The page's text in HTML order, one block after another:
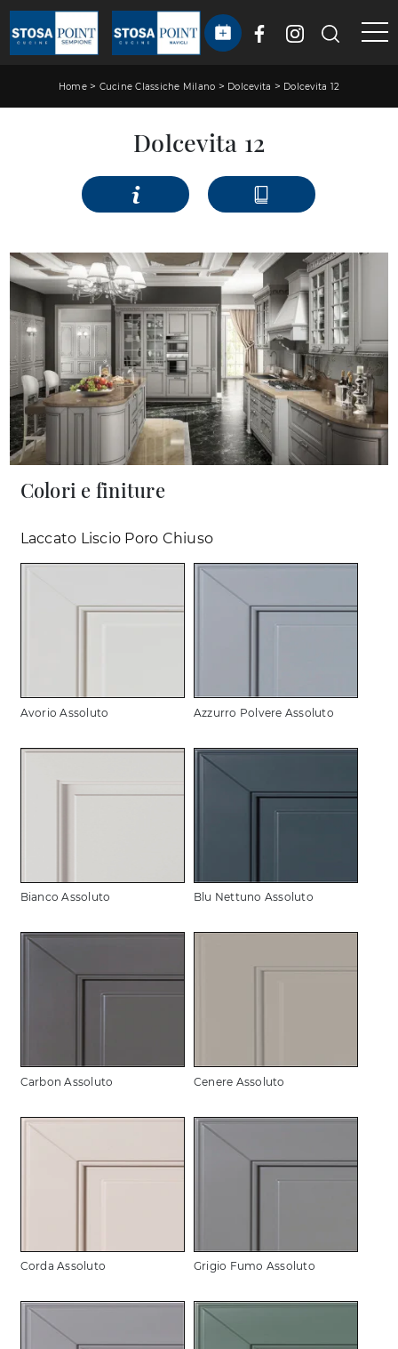
Home> Cucine Classiche Milano > Dolcevita > Dolcevita 12
Dolcevita 12
Colori e finiture
Laccato Liscio Poro Chiuso
Avorio Assoluto Azzurro Polvere Assoluto
Bianco Assoluto Blu Nettuno Assoluto
Carbon Assoluto Cenere Assoluto
Corda Assoluto Grigio Fumo Assoluto